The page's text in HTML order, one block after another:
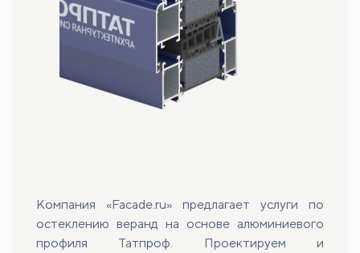
Компания «Facade.ru» предлагает услуги по
остеклению веранд на основе алюминиевого
профиля Татпроф. Проектируем и